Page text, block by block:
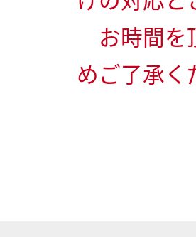
お時間を
めご了承く